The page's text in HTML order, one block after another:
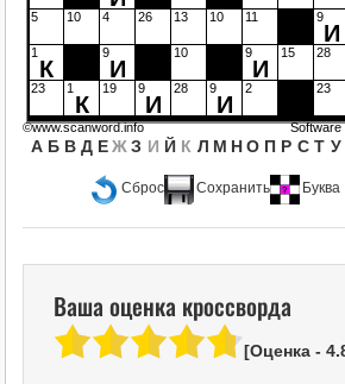
Сброс Сохранить Буква
5 10 4 26 13 10 11 9
И
1
К
9
И
10 9
И
15 28
23 1
К
19 9
И
28 9
И
2 23
А Б В Д Е Ж З И Й К Л М Н О П Р С Т У
©www.scanword.info
Ваша оценка кроссворда
[Оценка -